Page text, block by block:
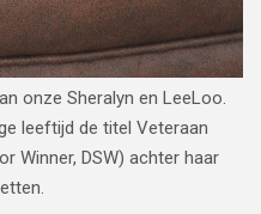
onze Sheralyn en LeeLoo.
leeftijd de titel Veteraan
Winner, DSW) achter haar